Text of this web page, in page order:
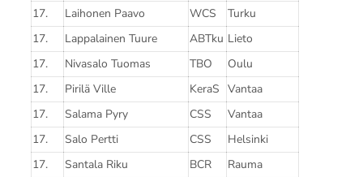
17.
Laihonen Paavo WCS
Turku
17.
Lappalainen Tuure ABTku Lieto
17.
Nivasalo Tuomas TBO
Oulu
17.
Pirilä Ville KeraS Vantaa
17.
Salama Pyry CSS
Vantaa
17.
Salo Pertti CSS
Helsinki
17.
Santala Riku BCR
Rauma